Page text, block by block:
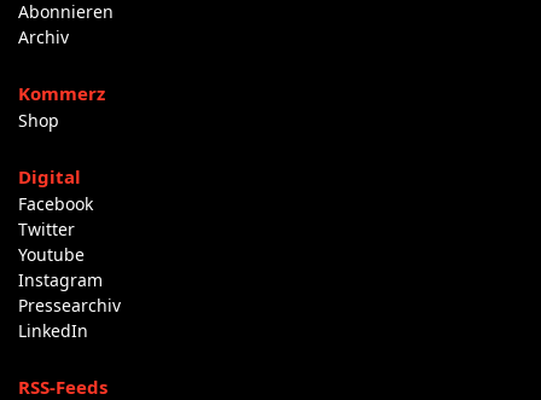
Abonnieren
Archiv
Kommerz
Shop
Digital
Facebook
Twitter
Youtube
Instagram
Pressearchiv
LinkedIn
RSS-Feeds